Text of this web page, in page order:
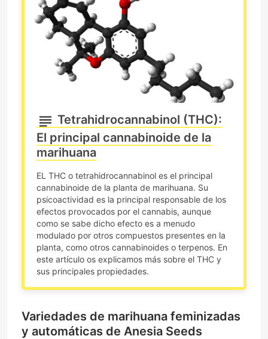
Tetrahidrocannabinol (THC):
El principal cannabinoide de la
marihuana
EL THC o tetrahidrocannabinol es el principal
cannabinoide de la planta de marihuana. Su
psicoactividad es la principal responsable de los
efectos provocados por el cannabis, aunque
como se sabe dicho efecto es a menudo
modulado por otros compuestos presentes en la
planta, como otros cannabinoides o terpenos. En
este artículo os explicamos más sobre el THC y
sus principales propiedades.
Variedades de marihuana feminizadas
y automáticas de Anesia Seeds